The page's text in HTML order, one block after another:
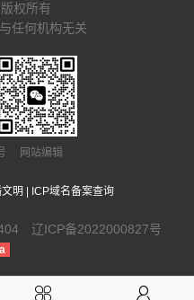
权所有
任何机构无关
号 网站编辑
明 ICP域名备案查询
辽ICP备2022000827号